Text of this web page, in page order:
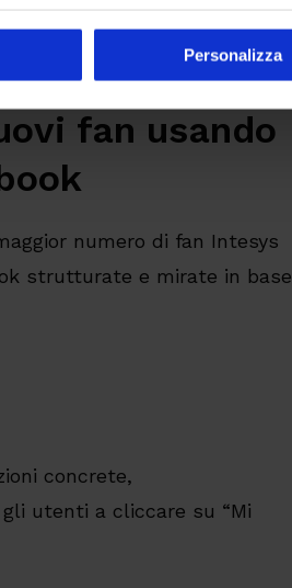
Personalizza
web.
fan usando
numero di fan Intesys
strutturate e mirate in base
concrete,
utenti a cliccare su “Mi